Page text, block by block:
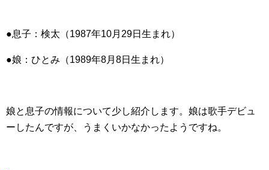
●息子：検太（1987年10月29日生まれ）
●娘：ひとみ（1989年8月8日生まれ）
娘と息子の情報について少し紹介します。娘は歌手デビュ
ーしたんですが、うまくいかなかったようですね。